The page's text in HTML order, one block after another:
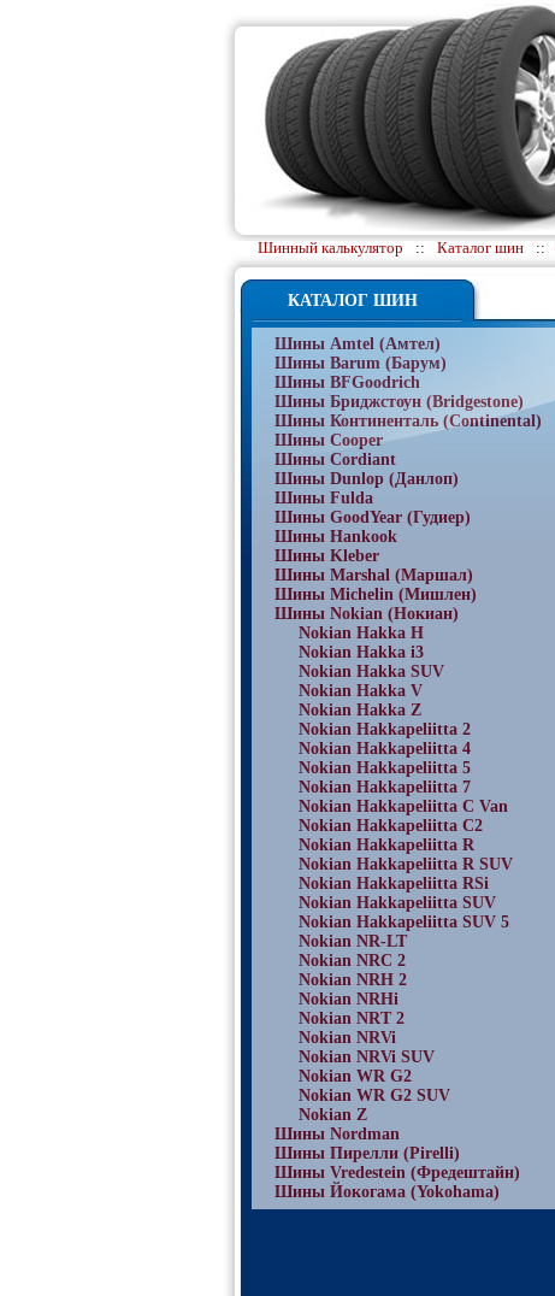
Шинный калькулятор :: Каталог шин ::
КАТАЛОГ ШИН
Шины Amtel (Амтел)
Шины Barum (Барум)
Шины BFGoodrich
Шины Бриджстоун (Bridgestone)
Шины Континенталь (Continental)
Шины Cooper
Шины Cordiant
Шины Dunlop (Данлоп)
Шины Fulda
Шины GoodYear (Гудиер)
Шины Hankook
Шины Kleber
Шины Marshal (Маршал)
Шины Michelin (Мишлен)
Шины Nokian (Нокиан)
Nokian Hakka H
Nokian Hakka i3
Nokian Hakka SUV
Nokian Hakka V
Nokian Hakka Z
Nokian Hakkapeliitta 2
Nokian Hakkapeliitta 4
Nokian Hakkapeliitta 5
Nokian Hakkapeliitta 7
Nokian Hakkapeliitta C Van
Nokian Hakkapeliitta C2
Nokian Hakkapeliitta R
Nokian Hakkapeliitta R SUV
Nokian Hakkapeliitta RSi
Nokian Hakkapeliitta SUV
Nokian Hakkapeliitta SUV 5
Nokian NR-LT
Nokian NRC 2
Nokian NRH 2
Nokian NRHi
Nokian NRT 2
Nokian NRVi
Nokian NRVi SUV
Nokian WR G2
Nokian WR G2 SUV
Nokian Z
Шины Nordman
Шины Пирелли (Pirelli)
Шины Vredestein (Фредештайн)
Шины Йокогама (Yokohama)